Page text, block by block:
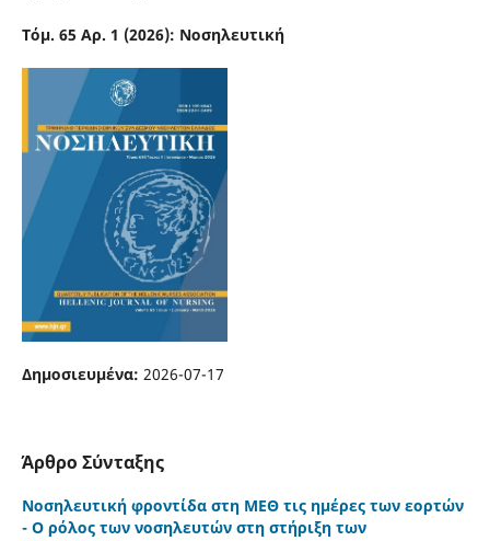
Τόμ. 65 Αρ. 1 (2026): Νοσηλευτική
Δημοσιευμένα: 2026-07-17
Άρθρο Σύνταξης
Νοσηλευτική φροντίδα στη ΜΕΘ τις ημέρες των εορτών
- Ο ρόλος των νοσηλευτών στη στήριξη των